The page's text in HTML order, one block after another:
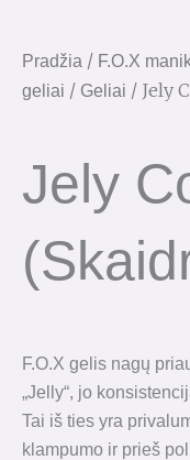
Pradžia / F.O.X
geliai / Geliai / Jely
Jely
F.O.X gelis nagų
„Jelly“, jo
Tai iš ties yra
klampumo ir prieš